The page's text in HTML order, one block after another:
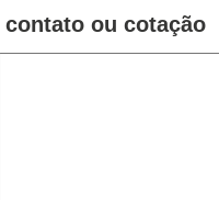
ou cotação